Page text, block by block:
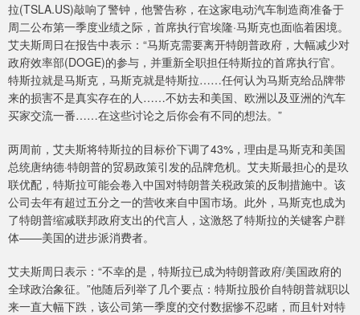
拉(TSLA.US)敲响了警钟，他警告称，在这家电动汽车制造商准备于
周二公布第一季度业绩之际，首席执行官埃隆·马斯克也面临着困境。
艾夫斯周日在报告中表示：“马斯克需要离开特朗普政府，大幅减少对
政府效率部(DOGE)的参与，并重新全职担任特斯拉的首席执行官。
特斯拉就是马斯克，马斯克就是特斯拉……任何认为马斯克给品牌带
来的损害不是真实存在的人……不妨去和美国、欧洲以及亚洲的汽车
买家交流一番……在这些讨论之后你会有不同的想法。”
两周前，艾夫斯将特斯拉的目标价下调了43%，理由是马斯克和美国
总统唐纳德·特朗普的贸易政策引发的品牌危机。艾夫斯最担心的是玖
联优配，特斯拉可能会卷入中国对特朗普关税政策的反制措施中。该
公司去年有超过五分之一的营收来自中国市场。此外，马斯克也成为
了特朗普缩减联邦政府支出的代言人，这激怒了特斯拉的关键客户群
体——美国的进步派消费者。
艾夫斯周日表示：“不幸的是，特斯拉已成为特朗普政府/美国政府的
全球政治象征。”他随后列举了几个要点：特斯拉股价自特朗普就职以
来一直大幅下跌，该公司第一季度的交付数据惨不忍睹，而且针对特